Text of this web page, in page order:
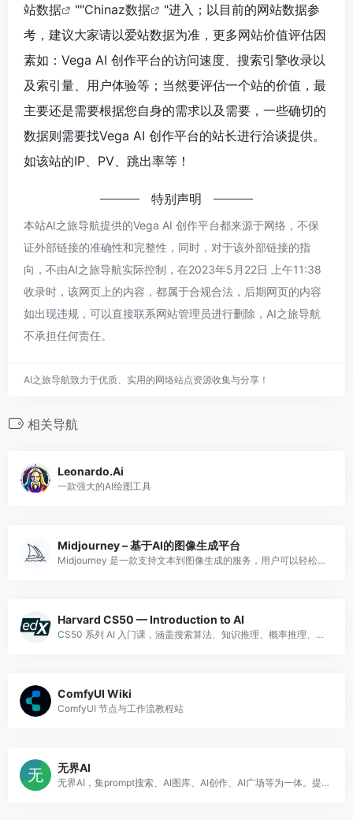
站数据
""Chinaz数据
"进入；以目前的网站数据参
考，建议大家请以爱站数据为准，更多网站价值评估因
素如：Vega AI 创作平台的访问速度、搜索引擎收录以
及索引量、用户体验等；当然要评估一个站的价值，最
主要还是需要根据您自身的需求以及需要，一些确切的
数据则需要找Vega AI 创作平台的站长进行洽谈提供。
如该站的IP、PV、跳出率等！
特别声明
本站AI之旅导航提供的Vega AI 创作平台都来源于网络，不保
证外部链接的准确性和完整性，同时，对于该外部链接的指
向，不由AI之旅导航实际控制，在2023年5月22日 上午11:38
收录时，该网页上的内容，都属于合规合法，后期网页的内容
如出现违规，可以直接联系网站管理员进行删除，AI之旅导航
不承担任何责任。
AI之旅导航致力于优质、实用的网络站点资源收集与分享！
相关导航
Leonardo.Ai
一款强大的AI绘图工具
Midjourney – 基于AI的图像生成平台
Midjourney 是一款支持文本到图像生成的服务，用户可以轻松创建独特的图像，适合艺术家、爱好者及团队协作使用
Harvard CS50 — Introduction to AI
CS50 系列 AI 入门课，涵盖搜索算法、知识推理、概率推理、神经网络等，延续 CS50 的高品质教学风格。
ComfyUI Wiki
ComfyUI 节点与工作流教程站
无界AI
无界AI，集prompt搜索、AI图库、AI创作、AI广场等为一体。提供一站式AI搜索-创作-交流-分享服务。